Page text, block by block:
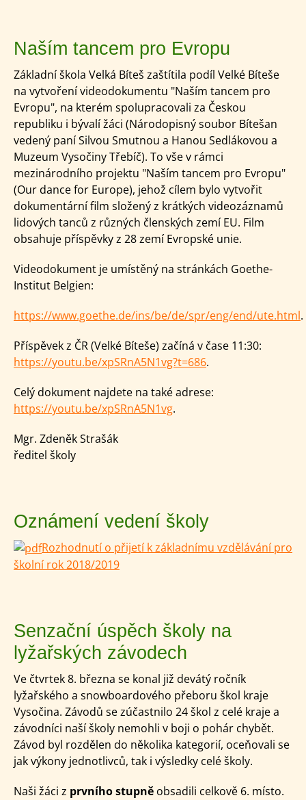
Naším tancem pro Evropu
Základní škola Velká Bíteš zaštítila podíl Velké Bíteše
na vytvoření videodokumentu "Naším tancem pro
Evropu", na kterém spolupracovali za Českou
republiku i bývalí žáci (Národopisný soubor Bítešan
vedený paní Silvou Smutnou a Hanou Sedlákovou a
Muzeum Vysočiny Třebíč). To vše v rámci
mezinárodního projektu "Naším tancem pro Evropu"
(Our dance for Europe), jehož cílem bylo vytvořit
dokumentární film složený z krátkých videozáznamů
lidových tanců z různých členských zemí EU. Film
obsahuje příspěvky z 28 zemí Evropské unie.
Videodokument je umístěný na stránkách Goethe-
Institut Belgien:
https://www.goethe.de/ins/be/de/spr/eng/end/ute.html.
Příspěvek z ČR (Velké Bíteše) začíná v čase 11:30:
https://youtu.be/xpSRnA5N1vg?t=686.
Celý dokument najdete na také adrese:
https://youtu.be/xpSRnA5N1vg.
Mgr. Zdeněk Strašák
ředitel školy
Oznámení vedení školy
Rozhodnutí o přijetí k základnímu vzdělávání pro
školní rok 2018/2019
Senzační úspěch školy na
lyžařských závodech
Ve čtvrtek 8. března se konal již devátý ročník
lyžařského a snowboardového přeboru škol kraje
Vysočina. Závodů se zúčastnilo 24 škol z celé kraje a
závodníci naší školy nemohli v boji o pohár chybět.
Závod byl rozdělen do několika kategorií, oceňovali se
jak výkony jednotlivců, tak i výsledky celé školy.
Naši žáci z prvního stupně obsadili celkově 6. místo.